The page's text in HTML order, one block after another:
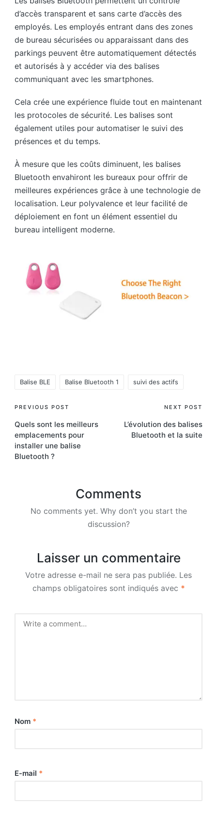
d’accès transparent et sans carte d’accès des
employés. Les employés entrant dans des zones
de bureau sécurisées ou apparaissant dans des
parkings peuvent être automatiquement détectés
et autorisés à y accéder via des balises
communiquant avec les smartphones.
Cela crée une expérience fluide tout en maintenant
les protocoles de sécurité. Les balises sont
également utiles pour automatiser le suivi des
présences et du temps.
À mesure que les coûts diminuent, les balises
Bluetooth envahiront les bureaux pour offrir de
meilleures expériences grâce à une technologie de
localisation. Leur polyvalence et leur facilité de
déploiement en font un élément essentiel du
bureau intelligent moderne.
Balise BLE Balise Bluetooth 1 suivi des actifs
Post
navigation
PREVIOUS POST
Quels sont les meilleurs
emplacements pour
installer une balise
Bluetooth ?
NEXT POST
L’évolution des balises
Bluetooth et la suite
Comments
No comments yet. Why don’t you start the
discussion?
Laisser un commentaire
Votre adresse e-mail ne sera pas publiée. Les
champs obligatoires sont indiqués avec *
Nom *
E-mail *